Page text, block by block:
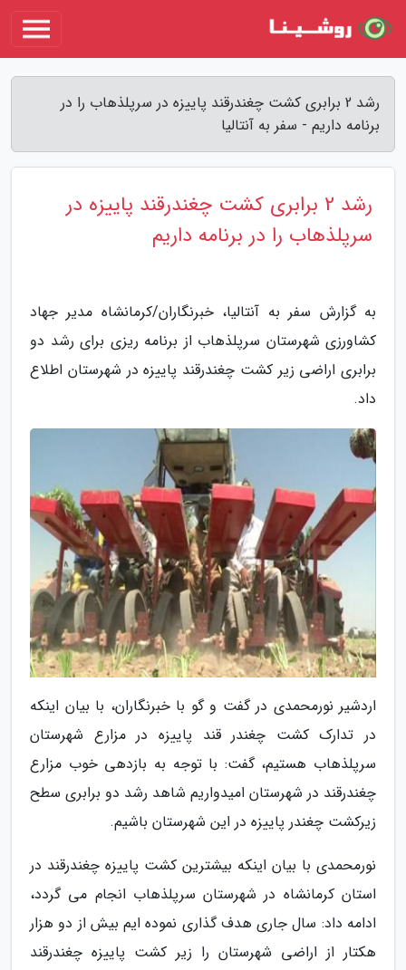
رشد 2 برابری کشت چغندرقند پاییزه در سرپلذهاب را در
برنامه داریم - سفر به آنتالیا
رشد 2 برابری کشت چغندرقند پاییزه در
سرپلذهاب را در برنامه داریم
به گزارش سفر به آنتالیا، خبرنگاران/کرمانشاه مدیر جهاد
کشاورزی شهرستان سرپلذهاب از برنامه ریزی برای رشد دو
برابری اراضی زیر کشت چغندرقند پاییزه در شهرستان اطلاع
داد.
اردشیر نورمحمدی در گفت و گو با خبرنگاران، با بیان اینکه
در تدارک کشت چغندر قند پاییزه در مزارع شهرستان
سرپلذهاب هستیم، گفت: با توجه به بازدهی خوب مزارع
چغندرقند در شهرستان امیدواریم شاهد رشد دو برابری سطح
زیرکشت چغندر پاییزه در این شهرستان باشیم.
نورمحمدی با بیان اینکه بیشترین کشت پاییزه چغندرقند در
استان کرمانشاه در شهرستان سرپلذهاب انجام می گردد،
ادامه داد: سال جاری هدف گذاری نموده ایم بیش از دو هزار
هکتار از اراضی شهرستان را زیر کشت پاییزه چغندرقند